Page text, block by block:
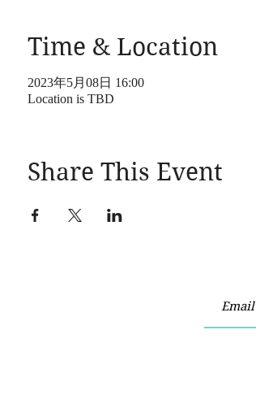
Time & Location
2023年5月08日 16:00
Location is TBD
Share This Event